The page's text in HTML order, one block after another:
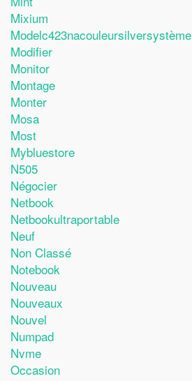
Mixium
Modelc423nacouleursilversystème
Modifier
Monitor
Montage
Monter
Mosa
Most
Mybluestore
N505
Négocier
Netbook
Netbookultraportable
Neuf
Non Classé
Notebook
Nouveau
Nouveaux
Nouvel
Numpad
Nvme
Occasion